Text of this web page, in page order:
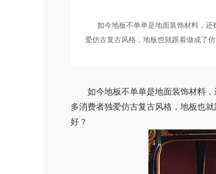
如今地板不单单是地面装饰材料，
爱仿古复古风格，地板也就跟着做成了仿
如今地板不单单是地面装饰材料，
多消费者独爱仿古复古风格，地板也
好？